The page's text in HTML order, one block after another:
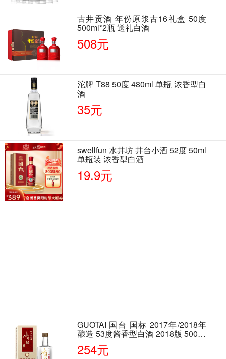
古井贡酒 年份原浆古16礼盒 50度
500ml*2瓶 送礼白酒
508元
沱牌 T88 50度 480ml 单瓶 浓香型白
酒
35元
swellfun 水井坊 井台小酒 52度 50ml
单瓶装 浓香型白酒
19.9元
GUOTAI 国台 国标 2017年/2018年
酿造 53度酱香型白酒 2018版 500ml
单瓶装
254元